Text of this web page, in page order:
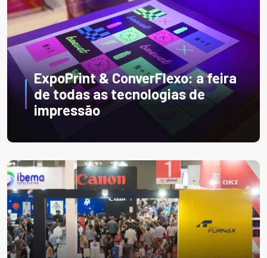
ExpoPrint & ConverFlexo: a feira
de todas as tecnologias de
impressão